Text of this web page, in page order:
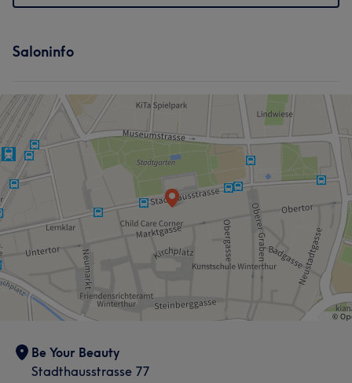
Saloninfo
Be Your Beauty
Stadthausstrasse 77